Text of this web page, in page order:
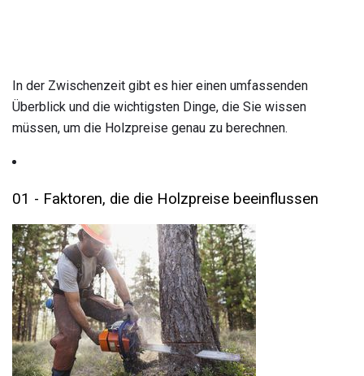
In der Zwischenzeit gibt es hier einen umfassenden
Überblick und die wichtigsten Dinge, die Sie wissen
müssen, um die Holzpreise genau zu berechnen.
01 - Faktoren, die die Holzpreise beeinflussen